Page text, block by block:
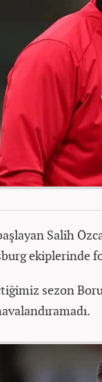
Salih
ekiplerinde
sezon